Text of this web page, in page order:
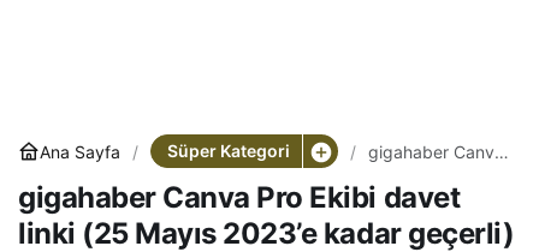
Ana Sayfa Süper Kategori
gigahaber Canva
linki (25 Mayıs
2023’e kadar
geçerli)
gigahaber Canva Pro Ekibi davet
linki (25 Mayıs 2023’e kadar geçerli)